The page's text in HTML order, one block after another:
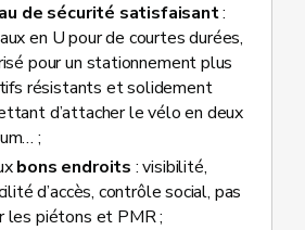
de sécurité satisfaisant:
en U pour de courtes durées,
pour un stationnement plus
résistants et solidement
d’attacher le vélo en deux
;
bons endroits : visibilité,
d’accès, contrôle social, pas
les piétons et PMR ;